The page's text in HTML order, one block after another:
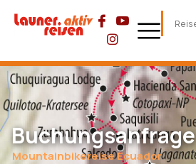
Buchungsanfrage
Mountainbikereise Ecuador